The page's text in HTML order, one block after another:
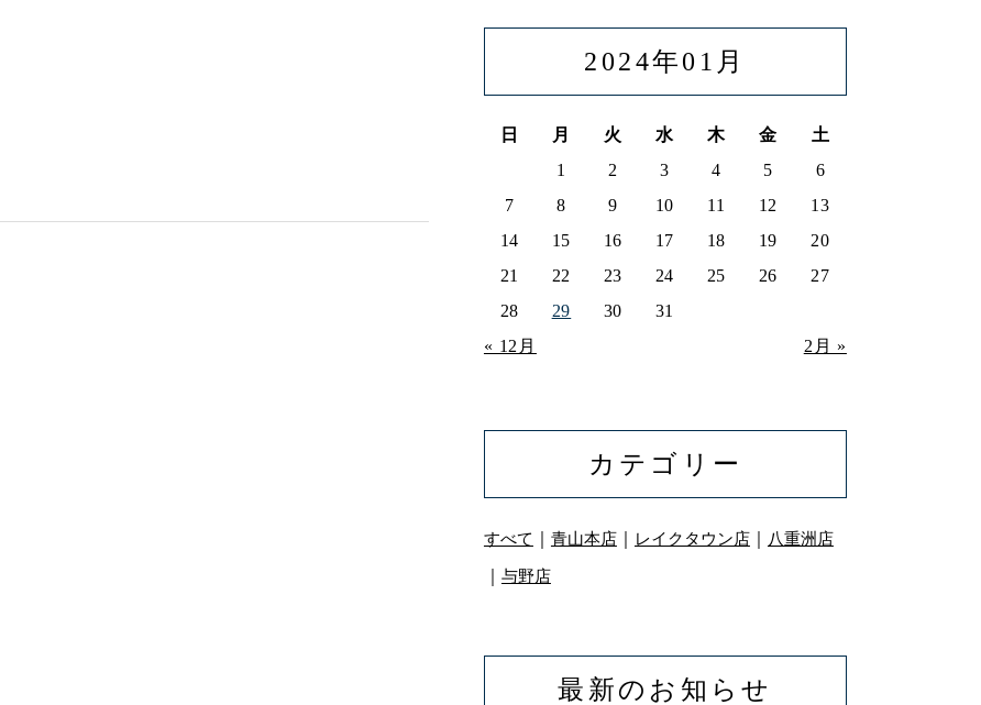
2024年01月
日 月 火 水 木 金 土
« 12月 2月 »
1 2 3 4 5
6
7
8 9 10 11 12
13
14
15 16 17 18 19
20
21
22 23 24 25 26
27
28
29 30 31
カテゴリー
すべて 青山本店｜ レイクタウン店｜ 八重洲店
与野店
最新のお知らせ